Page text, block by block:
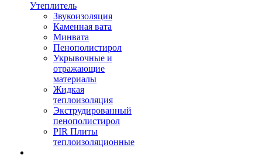
Утеплитель
Звукоизоляция
Каменная вата
Минвата
Пенополистирол
Укрывочные и
отражающие
материалы
Жидкая
теплоизоляция
Экструдированный
пенополистирол
PIR Плиты
теплоизоляционные